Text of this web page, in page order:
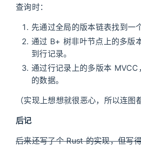
查询时：
先通过全局的版本链表找到一
通过 B+ 树非叶节点上的多版
到行记录。
通过行记录上的多版本 MVCC
的数据。
（实现上想想就很恶心，所以连图
后记
后来还写了个 Rust 的实现，但写